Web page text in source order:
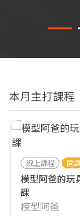
本月主打課程
線上課程 開
模型阿爸的玩
課
模型阿爸